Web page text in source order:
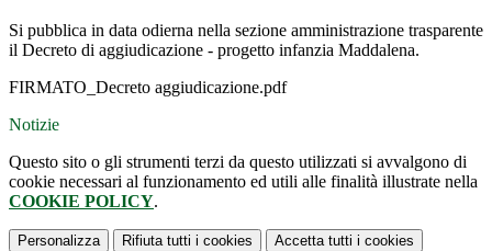
Si pubblica in data odierna nella sezione amministrazione trasparente
il Decreto di aggiudicazione - progetto infanzia Maddalena.
FIRMATO_Decreto aggiudicazione.pdf
Notizie
Questo sito o gli strumenti terzi da questo utilizzati si avvalgono di
cookie necessari al funzionamento ed utili alle finalità illustrate nella
COOKIE POLICY.
Personalizza Rifiuta tutti i cookies Accetta tutti i cookies